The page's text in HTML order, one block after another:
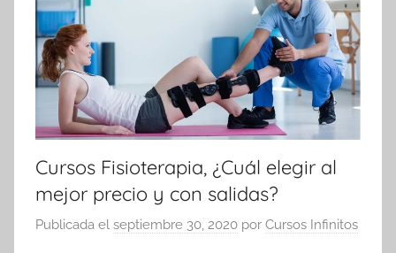
Cursos Fisioterapia, ¿Cuál elegir al
mejor precio y con salidas?
Publicada el septiembre 30, 2020 por Cursos Infinitos